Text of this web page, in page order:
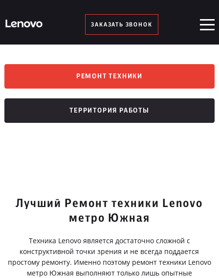
ЗАКАЗАТЬ ЗВОНОК
РЕМОНТ ТЕХНИКИ
ТЕРРИТОРИЯ РАБОТЫ
Лучший Ремонт техники Lenovo
метро Южная
Техника Lenovo является достаточно сложной с
конструктивной точки зрения и не всегда поддается
простому ремонту. Именно поэтому ремонт техники Lenovo
метро Южная выполняют только лишь опытные